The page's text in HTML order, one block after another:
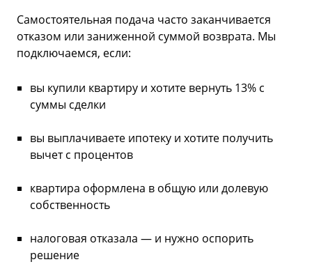
Самостоятельная подача часто заканчивается
отказом или заниженной суммой возврата. Мы
подключаемся, если:
вы купили квартиру и хотите вернуть 13% с
суммы сделки
вы выплачиваете ипотеку и хотите получить
вычет с процентов
квартира оформлена в общую или долевую
собственность
налоговая отказала — и нужно оспорить
решение